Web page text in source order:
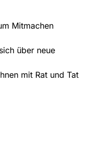
Mitmachen
über neue
mit Rat und Tat